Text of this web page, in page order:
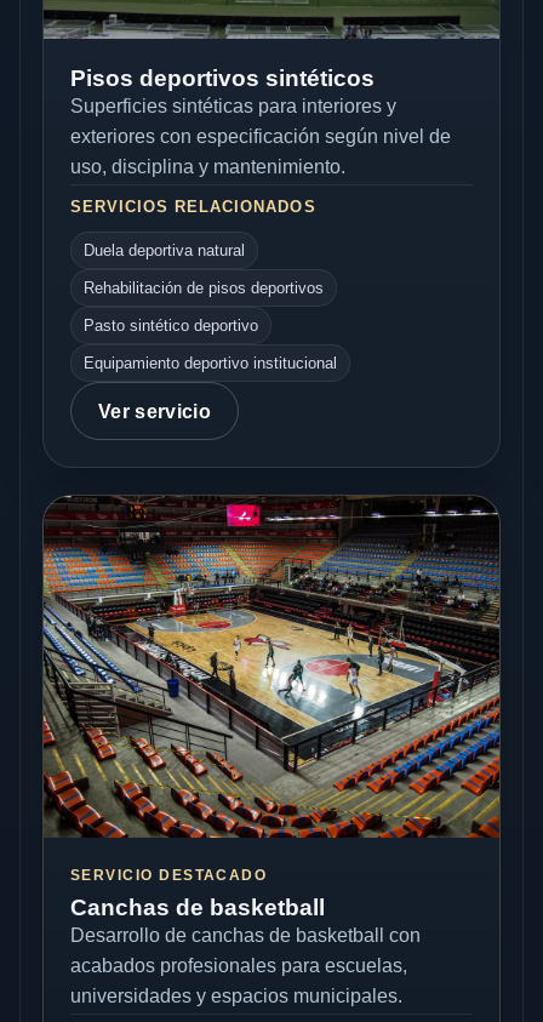
Pisos deportivos sintéticos
Superficies sintéticas para interiores y
exteriores con especificación según nivel de
uso, disciplina y mantenimiento.
SERVICIOS RELACIONADOS
Duela deportiva natural
Rehabilitación de pisos deportivos
Pasto sintético deportivo
Equipamiento deportivo institucional
Ver servicio
SERVICIO DESTACADO
Canchas de basketball
Desarrollo de canchas de basketball con
acabados profesionales para escuelas,
universidades y espacios municipales.